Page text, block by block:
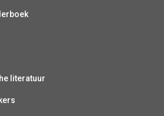
literatuur